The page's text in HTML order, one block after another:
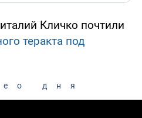
Кличко почтили
теракта под
дня